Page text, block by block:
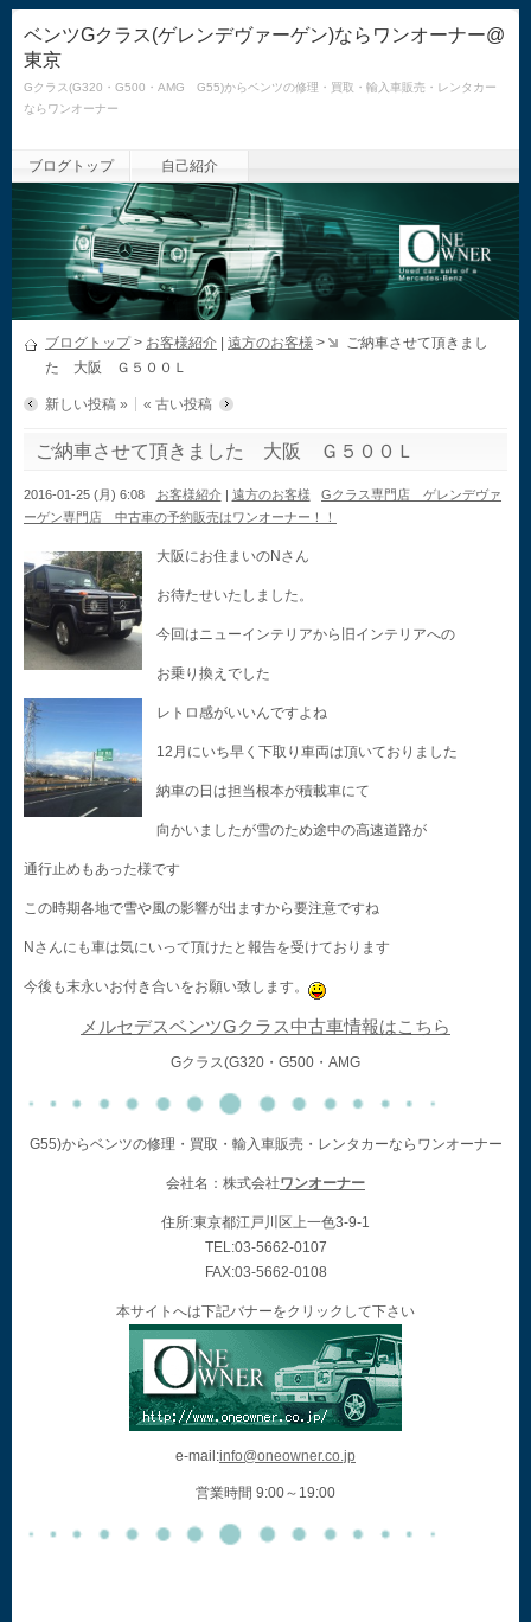
ベンツGクラス(ゲレンデヴァーゲン)ならワンオーナー@
東京
Gクラス(G320・G500・AMG G55)からベンツの修理・買取・輸入車販売・レンタカー
ならワンオーナー
ブログトップ 自己紹介
ブログトップ> お客様紹介 遠方のお客様 >
ご納車させて頂きまし
た 大阪 Ｇ５００Ｌ
新しい投稿 » « 古い投稿
ご納車させて頂きました 大阪 Ｇ５００Ｌ
2016-01-25 (月) 6:08 お客様紹介| 遠方のお客様
Gクラス専門店 ゲレンデヴァ
ーゲン専門店 中古車の予約販売はワンオーナー！！
大阪にお住まいのNさん
お待たせいたしました。
今回はニューインテリアから旧インテリアへの
お乗り換えでした
レトロ感がいいんですよね
12月にいち早く下取り車両は頂いておりました
納車の日は担当根本が積載車にて
向かいましたが雪のため途中の高速道路が
通行止めもあった様です
この時期各地で雪や風の影響が出ますから要注意ですね
Nさんにも車は気にいって頂けたと報告を受けております
今後も末永いお付き合いをお願い致します。
メルセデスベンツGクラス中古車情報はこちら
Gクラス(G320・G500・AMG
G55)からベンツの修理・買取・輸入車販売・レンタカーならワンオーナー
会社名：株式会社ワンオーナー
住所:東京都江戸川区上一色3-9-1
TEL:03-5662-0107
FAX:03-5662-0108
本サイトへは下記バナーをクリックして下さい
e-mail:info@oneowner.co.jp
営業時間 9:00～19:00